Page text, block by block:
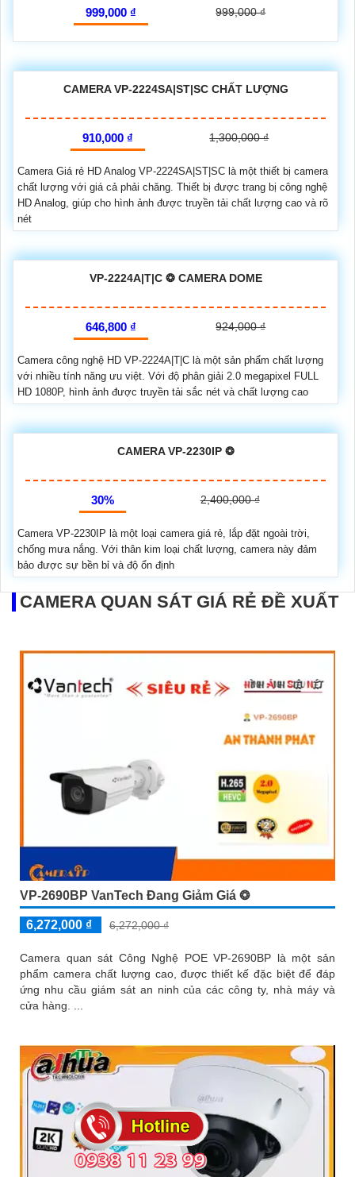
999,000 ₫ 999,000 ₫
CAMERA VP-2224SA|ST|SC CHẤT LƯỢNG
910,000 ₫ 1,300,000 ₫
Camera Giá rẻ HD Analog VP-2224SA|ST|SC là một thiết bị camera
chất lượng với giá cả phải chăng. Thiết bị được trang bị công nghệ
HD Analog, giúp cho hình ảnh được truyền tải chất lượng cao và rõ
nét
VP-2224A|T|C ❂ CAMERA DOME
646,800 ₫ 924,000 ₫
Camera công nghệ HD VP-2224A|T|C là một sản phẩm chất lượng
với nhiều tính năng ưu việt. Với độ phân giải 2.0 megapixel FULL
HD 1080P, hình ảnh được truyền tải sắc nét và chất lượng cao
CAMERA VP-2230IP ❂
30% 2,400,000 ₫
Camera VP-2230IP là một loại camera giá rẻ, lắp đặt ngoài trời,
chống mưa nắng. Với thân kim loại chất lượng, camera này đảm
bảo được sự bền bỉ và độ ổn định
CAMERA QUAN SÁT GIÁ RẺ ĐỀ XUẤT
VP-2690BP VanTech Đang Giảm Giá ❂
6,272,000 ₫ 6,272,000 ₫
Camera quan sát Công Nghệ POE VP-2690BP là một sản
phẩm camera chất lượng cao, được thiết kế đặc biệt để đáp
ứng nhu cầu giám sát an ninh của các công ty, nhà máy và
cửa hàng. ...